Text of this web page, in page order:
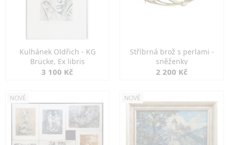
Kulhánek Oldřich - KG
Brücke, Ex libris
3 100 Kč
Stříbrná brož s perlami -
sněženky
2 200 Kč
NOVÉ NOVÉ